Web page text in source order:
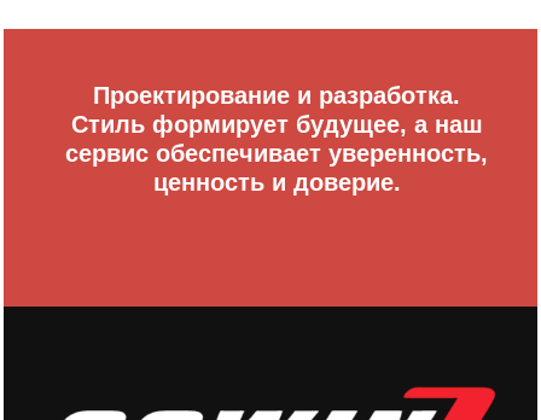
Проектирование и разработка.
Стиль формирует будущее, а наш
сервис обеспечивает уверенность,
ценность и доверие.